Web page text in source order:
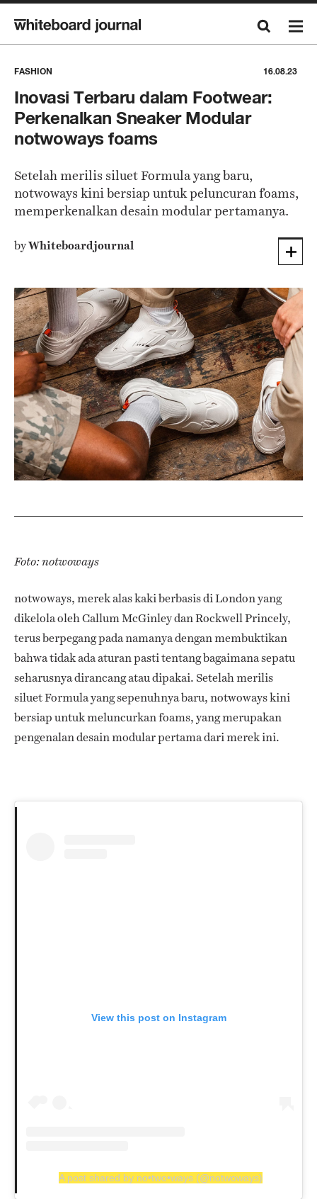
FASHION 16.08.23
Inovasi Terbaru dalam Footwear:
Perkenalkan Sneaker Modular
notwoways foams
Setelah merilis siluet Formula yang baru,
notwoways kini bersiap untuk peluncuran foams,
memperkenalkan desain modular pertamanya.
byWhiteboardjournal
Foto:notwoways
notwoways, merek alas kaki berbasis di London yang
dikelola oleh Callum McGinley dan Rockwell Princely,
terus berpegang pada namanya dengan membuktikan
bahwa tidak ada aturan pasti tentang bagaimana sepatu
seharusnya dirancang atau dipakai. Setelah merilis
siluet Formula yang sepenuhnya baru, notwoways kini
bersiap untuk meluncurkan foams, yang merupakan
pengenalan desain modular pertama dari merek ini.
View this post on Instagram
A post shared by no•two•ways (@notwoways)